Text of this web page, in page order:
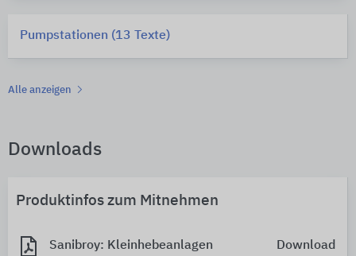
Pumpstationen (13 Texte)
Alle anzeigen
Downloads
Produktinfos zum Mitnehmen
Sanibroy: Kleinhebeanlagen Download